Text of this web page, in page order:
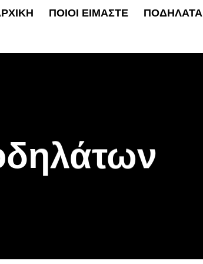
ΠΟΙΟΙ ΕΙΜΑΣΤΕ ΠΟΔΗΛΑΤΑ